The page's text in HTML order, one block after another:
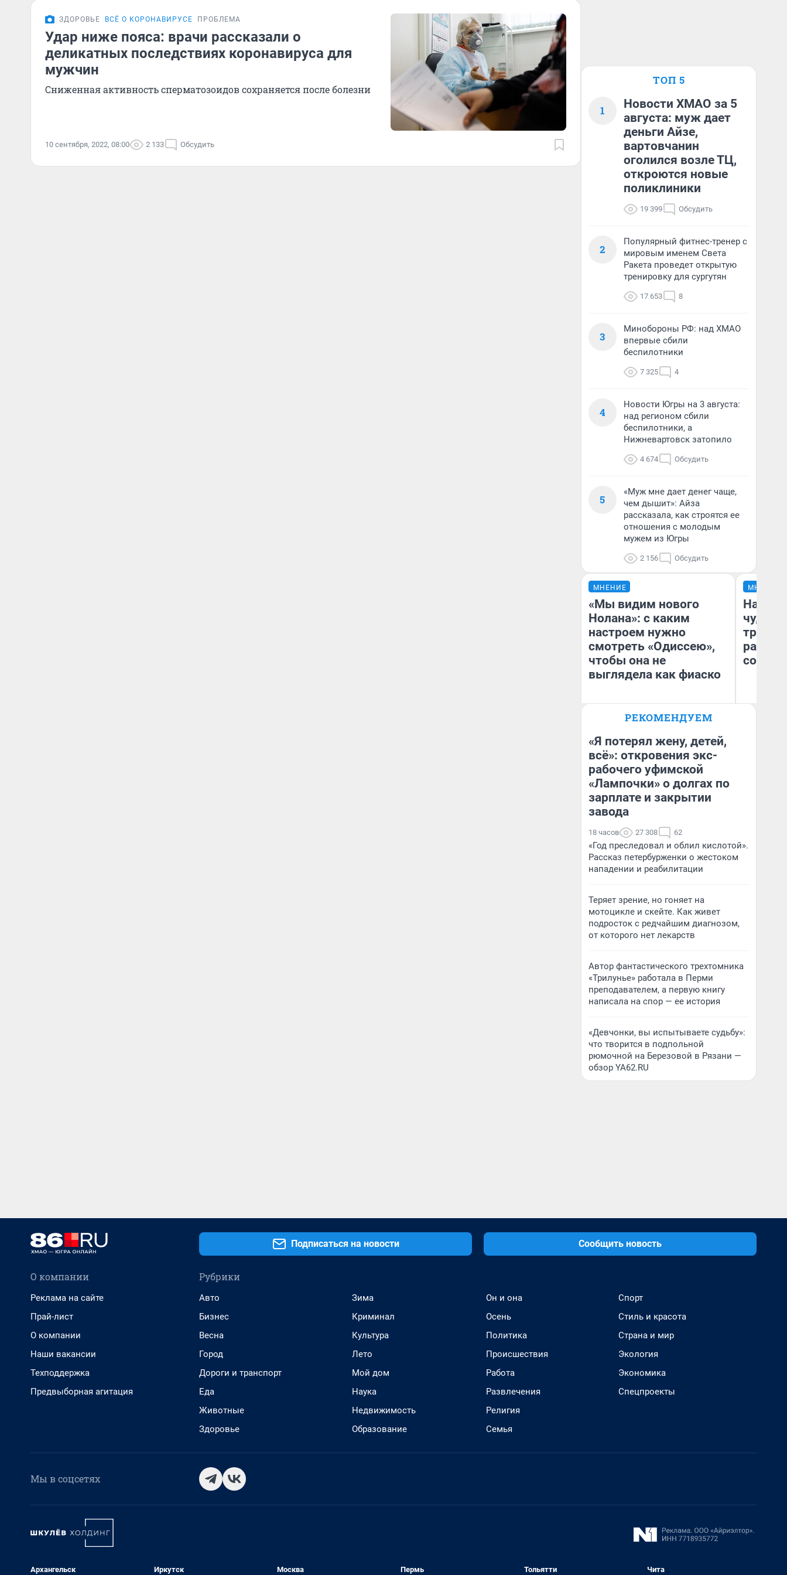
ЗДОРОВЬЕ ВСЁ О КОРОНАВИРУСЕ ПРОБЛЕМА
Удар ниже пояса: врачи рассказали о
деликатных последствиях коронавируса для
мужчин
Сниженная активность сперматозоидов сохраняется после болезни
10 сентября, 2022, 08:00 2 133 Обсудить
ТОП 5
1
Новости ХМАО за 5
августа: муж дает
деньги Айзе,
вартовчанин
оголился возле ТЦ,
откроются новые
поликлиники
19 399 Обсудить
2
Популярный фитнес-тренер с
мировым именем Света
Ракета проведет открытую
тренировку для сургутян
17 653 8
3
Минобороны РФ: над ХМАО
впервые сбили
беспилотники
7 325 4
4
Новости Югры на 3 августа:
над регионом сбили
беспилотники, а
Нижневартовск затопило
4 674 Обсудить
5
«Муж мне дает денег чаще,
чем дышит»: Айза
рассказала, как строятся ее
отношения с молодым
мужем из Югры
2 156 Обсудить
МНЕНИЕ
«Мы видим нового
Нолана»: с каким
настроем нужно
смотреть «Одиссею»,
чтобы она не
выглядела как фиаско
Надежда Губарь
МНЕНИЕ
чудом
РЕКОМЕНДУЕМ
«Я потерял жену, детей,
всё»: откровения экс-
рабочего уфимской
«Лампочки» о долгах по
зарплате и закрытии
завода
18 часов 27 308 62
«Год преследовал и облил кислотой».
Рассказ петербурженки о жестоком
нападении и реабилитации
Теряет зрение, но гоняет на
мотоцикле и скейте. Как живет
подросток с редчайшим диагнозом,
от которого нет лекарств
Автор фантастического трехтомника
«Трилунье» работала в Перми
преподавателем, а первую книгу
написала на спор — ее история
«Девчонки, вы испытываете судьбу»:
что творится в подпольной
рюмочной на Березовой в Рязани —
обзор YA62.RU
Подписаться на новости Сообщить новость
О компании
Реклама на сайте
Прай-лист
О компании
Наши вакансии
Техподдержка
Предвыборная агитация
Рубрики
Авто
Бизнес
Весна
Город
Дороги и транспорт
Еда
Животные
Здоровье
Зима
Криминал
Культура
Лето
Мой дом
Наука
Недвижимость
Образование
Он и она
Осень
Политика
Происшествия
Работа
Развлечения
Религия
Семья
Спорт
Стиль и красота
Страна и мир
Экология
Экономика
Спецпроекты
Мы в соцсетях
Архангельск Иркутск Москва Пермь Тольятти Чита